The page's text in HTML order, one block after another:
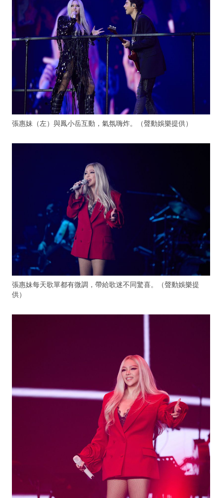
張惠妹（左）與鳳小岳互動，氣氛嗨炸。（聲動娛樂提供）
張惠妹每天歌單都有微調，帶給歌迷不同驚喜。（聲動娛樂提
供）